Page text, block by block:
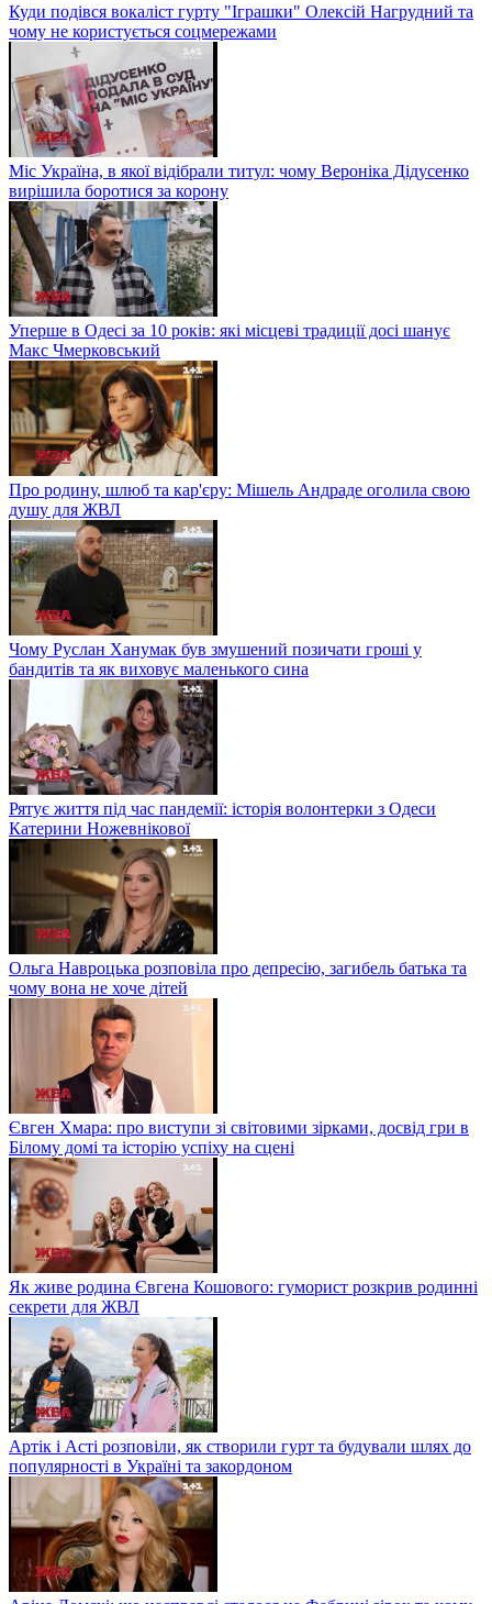
Куди подівся вокаліст гурту "Іграшки" Олексій Нагрудний та
чому не користується соцмережами
Міс Україна, в якої відібрали титул: чому Вероніка Дідусенко
вирішила боротися за корону
Уперше в Одесі за 10 років: які місцеві традиції досі шанує
Макс Чмерковський
Про родину, шлюб та кар'єру: Мішель Андраде оголила свою
душу для ЖВЛ
Чому Руслан Ханумак був змушений позичати гроші у
бандитів та як виховує маленького сина
Рятує життя під час пандемії: історія волонтерки з Одеси
Катерини Ножевнікової
Ольга Навроцька розповіла про депресію, загибель батька та
чому вона не хоче дітей
Євген Хмара: про виступи зі світовими зірками, досвід гри в
Білому домі та історію успіху на сцені
Як живе родина Євгена Кошового: гуморист розкрив родинні
секрети для ЖВЛ
Артік і Асті розповіли, як створили гурт та будували шлях до
популярності в Україні та закордоном